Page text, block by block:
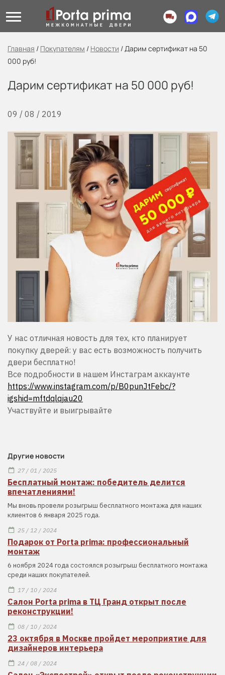
Главная / Покупателям / Новости /Дарим сертификат на 50
000 руб!
Дарим сертификат на 50 000 руб!
09 / 08 / 2019
У нас отличная новость для тех, кто планирует
покупку дверей: у вас есть возможность получить
двери бесплатно!
Все подробности в нашем Инстаграм аккаунте
https://www.instagram.com/p/B0punJtFebc/?
igshid=mftdqlqjau20
Участвуйте и выигрывайте
Другие новости
27 / 01 / 2025
Бесплатный монтаж: победитель делится
впечатлениями!
Мы вновь провели розыгрыш бесплатного монтажа для наших
клиентов 6 января 2025 года.
25 / 12 / 2024
Подарок от Porta prima: профессиональный
монтаж
6 ноября 2024 года состоялся розыгрыш бесплатного монтажа
среди наших покупателей.
17 / 10 / 2024
Салон Porta prima в ТЦ Гранд открыт после
реконструкции!
08 / 10 / 2024
23 октября в Москве пройдет мероприятие для
дизайнеров интерьера
24 / 08 / 2024